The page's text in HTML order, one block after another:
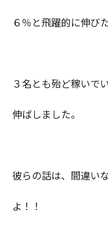
６％と飛躍的に伸び
３名とも殆ど稼いで
伸ばしました。
彼らの話は、間違い
よ！！